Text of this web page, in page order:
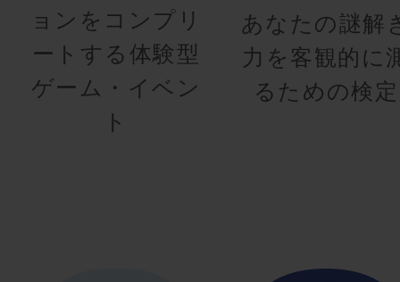
ョンをコンプリ
ートする体験型
ゲーム・イベン
ト
あなたの謎解
力を客観的に
るための検定